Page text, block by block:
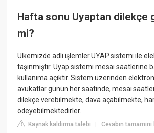
Hafta sonu Uyaptan dilekçe
mi?
Ülkemizde adli işlemler UYAP sistemi ile
taşınmıştır. Uyap sistemi mesai saatlerine
kullanıma açıktır. Sistem üzerinden
avukatlar günün her saatinde, mesai
dilekçe verebilmekte, dava açabilmekte,
ödeyebilmektedirler.
Kaynak kaldırma talebi |Cevabın